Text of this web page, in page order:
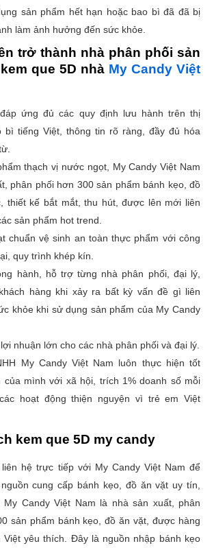
sản phẩm hết hạn hoặc bao bì đã đã bị
làm ảnh hưởng đến sức khỏe.
trở thành nhà phân phối sản
que 5D nhà My Candy Việt
ứng đủ các quy định lưu hành trên thị
bì tiếng Việt, thông tin rõ ràng, đầy đủ hóa
thạch vị nước ngọt, My Candy Việt Nam
phân phối hơn 300 sản phẩm bánh kẹo, đồ
thiết kế bắt mắt, thu hút, được lên mới liên
sản phẩm hot trend.
chuẩn vệ sinh an toàn thực phẩm với công
quy trình khép kín.
hành, hỗ trợ từng nhà phân phối, đại lý,
hàng khi xảy ra bất kỳ vấn đề gì liên
khỏe khi sử dụng sản phẩm của My Candy
nhuận lớn cho các nhà phân phối và đại lý.
My Candy Việt Nam luôn thực hiện tốt
của mình với xã hội, trích 1% doanh số mỗi
hoạt động thiện nguyện vì trẻ em Việt
kem que 5D my candy
hệ trực tiếp với My Candy Việt Nam để
cung cấp bánh kẹo, đồ ăn vặt uy tín,
My Candy Việt Nam là nhà sản xuất, phân
sản phẩm bánh kẹo, đồ ăn vặt, được hàng
Việt yêu thích. Đây là nguồn nhập bánh kẹo